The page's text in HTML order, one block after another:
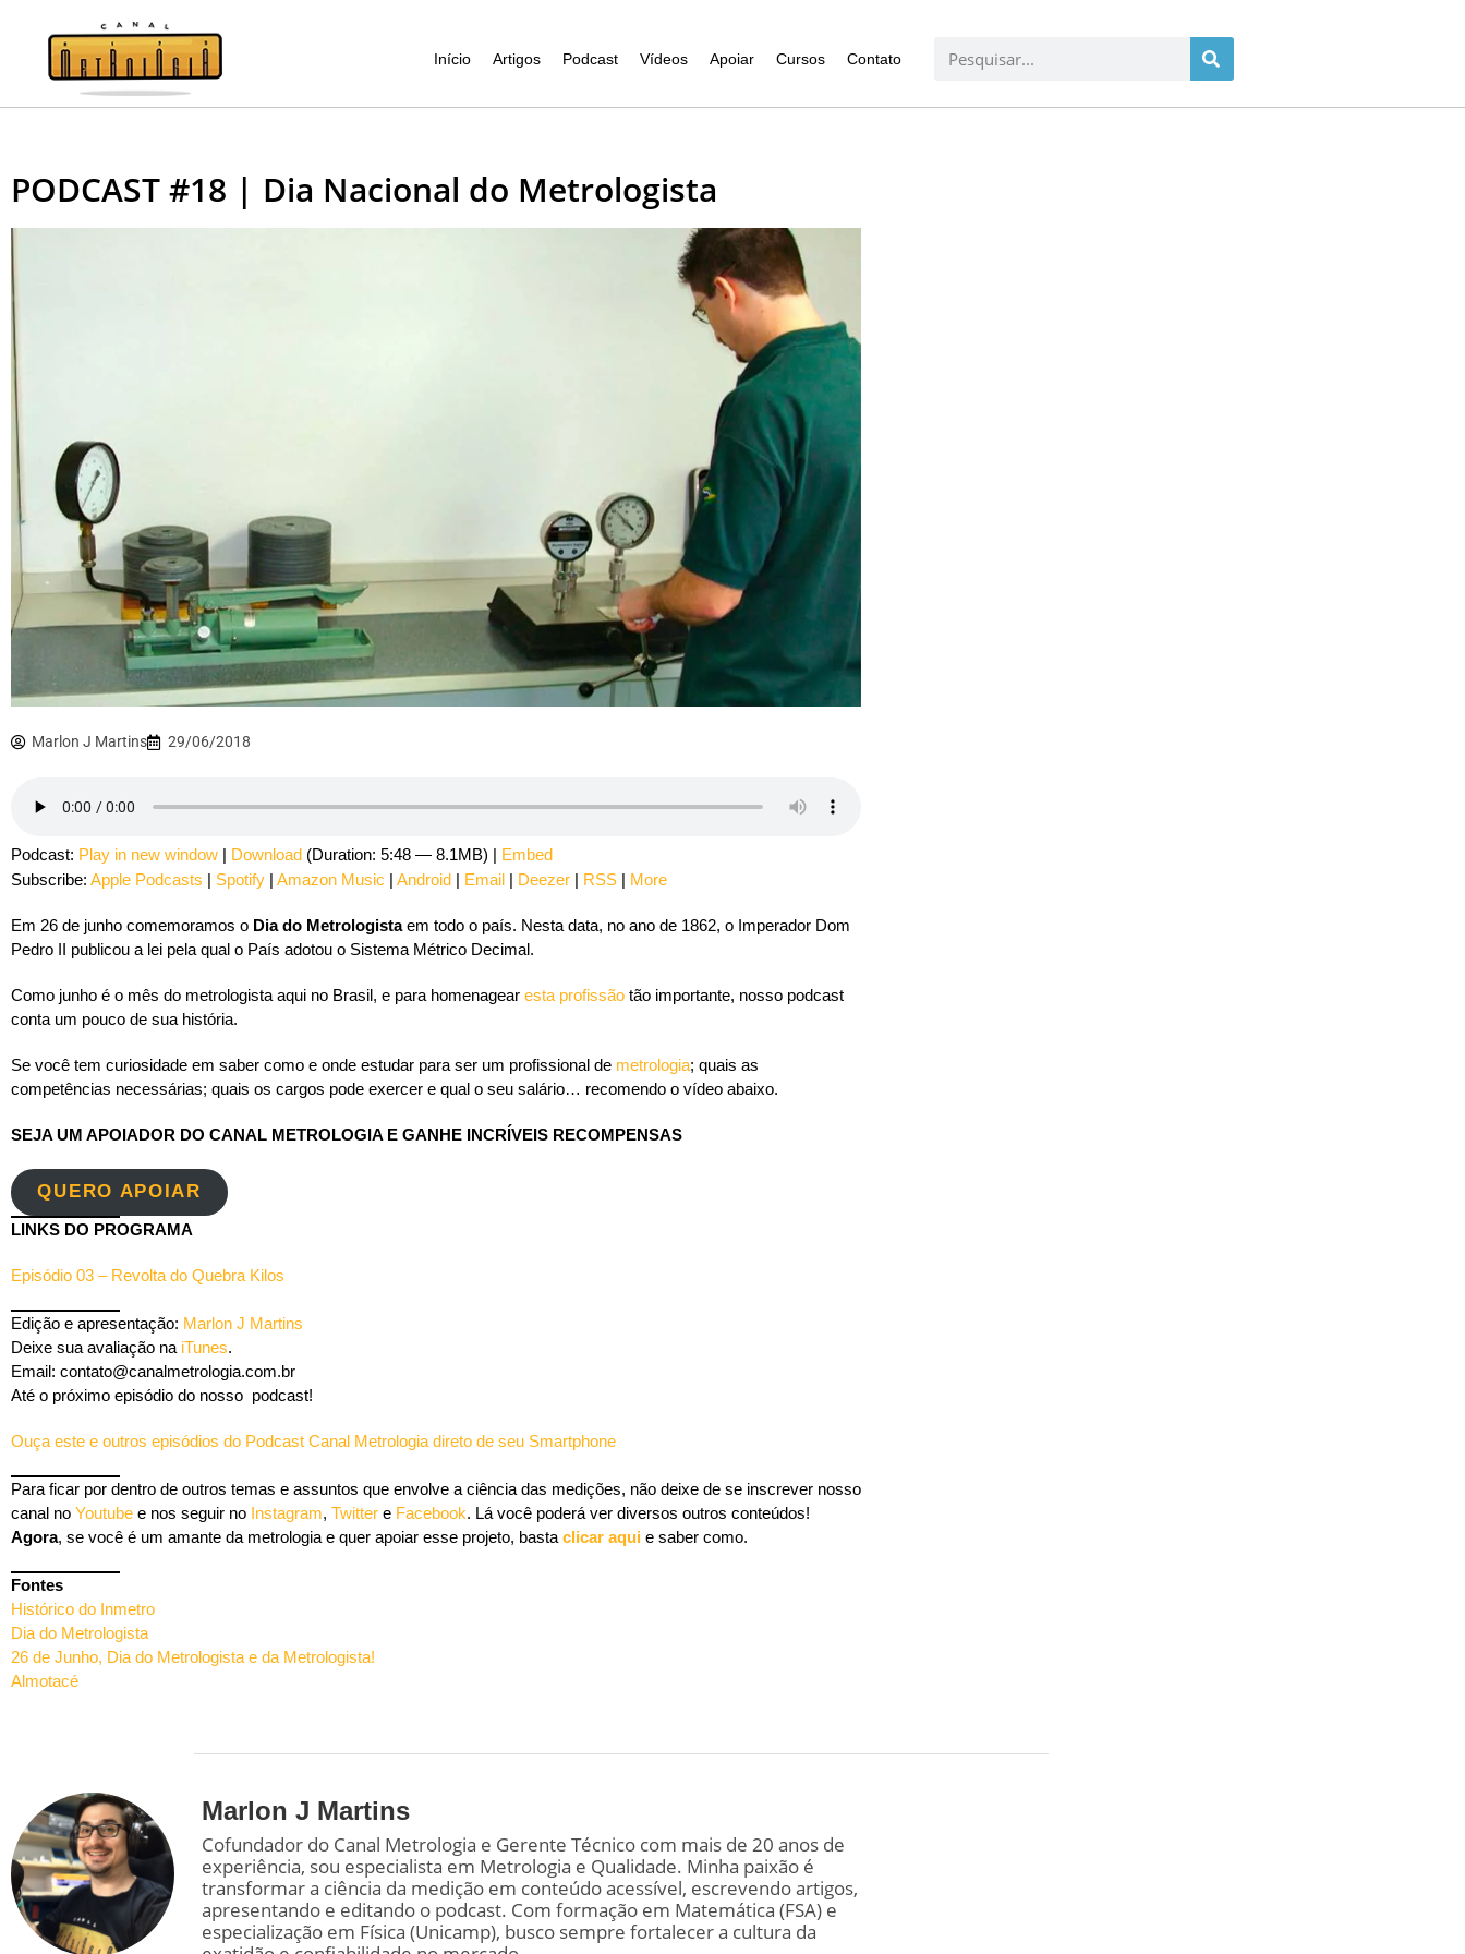
Início Artigos Podcast Vídeos Apoiar Cursos Contato
PODCAST #18 | Dia Nacional do Metrologista
Marlon J Martins 29/06/2018
Podcast: Play in new window | Download (Duration: 5:48 — 8.1MB) | Embed
Subscribe: Apple Podcasts | Spotify | Amazon Music | Android | Email | Deezer | RSS | More
Em 26 de junho comemoramos o Dia do Metrologistaem todo o país. Nesta data, no ano de 1862, o Imperador Dom
Pedro II publicou a lei pela qual o País adotou o Sistema Métrico Decimal.
Como junho é o mês do metrologista aqui no Brasil, e para homenagear esta profissão tão importante, nosso podcast
conta um pouco de sua história.
Se você tem curiosidade em saber como e onde estudar para ser um profissional de metrologia; quais as
competências necessárias; quais os cargos pode exercer e qual o seu salário… recomendo o vídeo abaixo.
SEJA UM APOIADOR DO CANAL METROLOGIA E GANHE INCRÍVEIS RECOMPENSAS
QUERO APOIAR
LINKS DO PROGRAMA
Episódio 03 – Revolta do Quebra Kilos
Edição e apresentação: Marlon J Martins
Deixe sua avaliação na iTunes.
Email: contato@canalmetrologia.com.br
Até o próximo episódio do nosso podcast!
Ouça este e outros episódios do Podcast Canal Metrologia direto de seu Smartphone
Para ficar por dentro de outros temas e assuntos que envolve a ciência das medições, não deixe de se inscrever nosso
canal no Youtube e nos seguir no Instagram, Twitter e Facebook. Lá você poderá ver diversos outros conteúdos!
Agora, se você é um amante da metrologia e quer apoiar esse projeto, basta clicar aqui e saber como.
Fontes
Histórico do Inmetro
Dia do Metrologista
26 de Junho, Dia do Metrologista e da Metrologista!
Almotacé
Marlon J Martins
Cofundador do Canal Metrologia e Gerente Técnico com mais de 20 anos de
experiência, sou especialista em Metrologia e Qualidade. Minha paixão é
transformar a ciência da medição em conteúdo acessível, escrevendo artigos,
apresentando e editando o podcast. Com formação em Matemática (FSA) e
especialização em Física (Unicamp), busco sempre fortalecer a cultura da